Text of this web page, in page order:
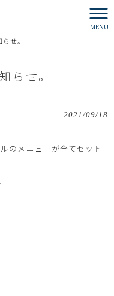
MENU
せ。
らせ。
2021/09/18
のメニューが全てセット